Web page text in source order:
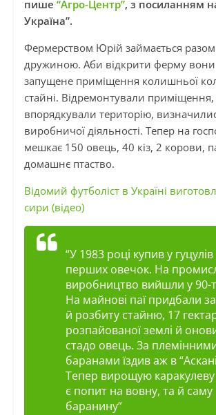
пише “Агро-Центр”, з посиланням
Україна”.
Фермерством Юрій займається разом
дружиною. Аби відкрити ферму
запущене приміщення колишньої
стайні. Відремонтували
впорядкували територію,
виробничої діяльності. Тепер на
мешкає 150 овець, 40 кіз, 2 корови,
домашнє птаство.
Відомий футболіст в Україні
сири (відео)
“У 1983 році купив у гуцулів
перших овечок. На
виробництво вийшли у 90-
На майнові паї придбали
й розбиту стайню, 17
розпайованої землі й
стадо овець. За
баранами їздив аж в
Тепер вирощую
є попит на вовну, та й саму
баранину”